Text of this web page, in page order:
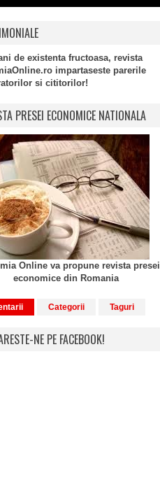
de existenta fructoasa, revista
impartaseste parerile
si cititorilor!
PRESEI ECONOMICE NATIONALA
Online va propune revista presei
economice din Romania
Categorii Taguri
NE PE FACEBOOK!